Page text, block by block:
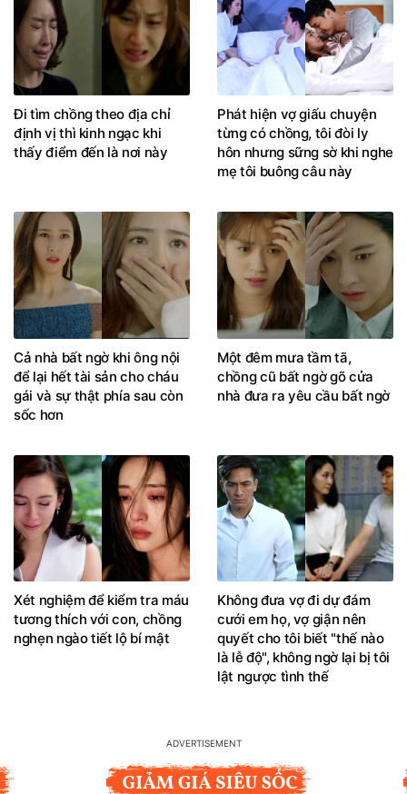
Đi tìm chồng theo địa chỉ
định vị thì kinh ngạc khi
thấy điểm đến là nơi này
Phát hiện vợ giấu chuyện
từng có chồng, tôi đòi ly
hôn nhưng sững sờ khi nghe
mẹ tôi buông câu này
Cả nhà bất ngờ khi ông nội
để lại hết tài sản cho cháu
gái và sự thật phía sau còn
sốc hơn
Một đêm mưa tầm tã,
chồng cũ bất ngờ gõ cửa
nhà đưa ra yêu cầu bất ngờ
Xét nghiệm để kiểm tra máu
tương thích với con, chồng
nghẹn ngào tiết lộ bí mật
Không đưa vợ đi dự đám
cưới em họ, vợ giận nên
quyết cho tôi biết "thế nào
là lễ độ", không ngờ lại bị tôi
lật ngược tình thế